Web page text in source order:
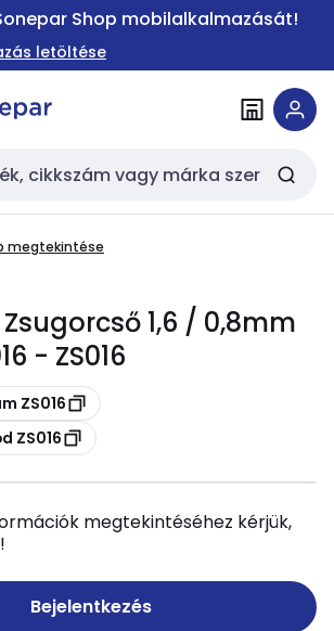
a
Shop mobilalkalmazását!
letöltése
megtekintése
1,6 / 0,8mm
- ZS016
ZS016
ZS016
megtekintéséhez kérjük,
Bejelentkezés